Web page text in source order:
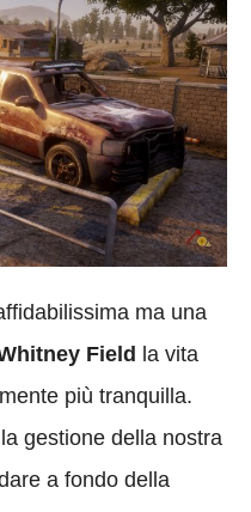
ma una
Field la vita
più tranquilla.
gestione della nostra
a fondo della